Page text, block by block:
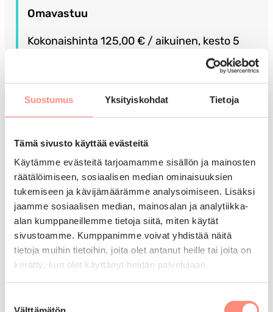
Suostumus Yksityiskohdat Tietoja
Tämä sivusto käyttää evästeitä
Käytämme evästeitä tarjoamamme sisällön ja mainosten
räätälöimiseen, sosiaalisen median ominaisuuksien
tukemiseen ja kävijämäärämme analysoimiseen. Lisäksi
jaamme sosiaalisen median, mainosalan ja analytiikka-
alan kumppaneillemme tietoja siitä, miten käytät
sivustoamme. Kumppanimme voivat yhdistää näitä
tietoja muihin tietoihin, joita olet antanut heille tai joita on
kerätty, kun olet käyttänyt heidän palvelujaan.
Omavastuu
Kokonaishinta 125,00 € / aikuinen, kesto 5
Voit lisätä kaksi muuta lomatoivetta
seuraavassa vaiheessa.
Tuettua lomaa voivat hakea pienituloiset Suomessa
vakituisesti asuvat ihmiset, jotka eivät omin varoin
pysty järjestämään lomaa.
Lomapäätökseen vaikuttaa taloudellinen,
terveydellinen ja sosiaalinen tilanne. Lomaa ei voida
myöntää ilman perusteluja. Hakemuksella annetut